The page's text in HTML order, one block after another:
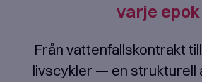
varje epok
Från vattenfallskontrakt
livscykler — en strukturell